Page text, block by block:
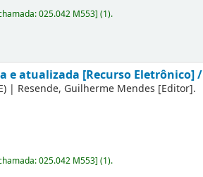
025.042 M553](1).
e atualizada [Recurso Eletrônico] /
| Resende, Guilherme Mendes [Editor].
025.042 M553](1).